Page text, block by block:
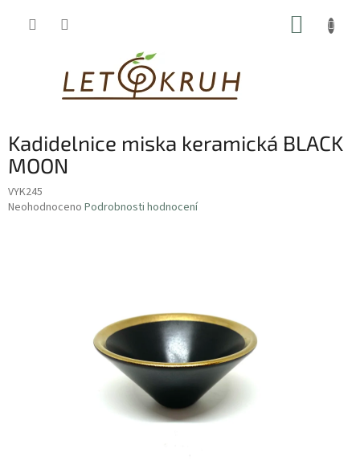
Kadidelnice miska keramická BLACK
MOON
VYK245
Průměrné
Neohodnoceno Podrobnosti hodnocení